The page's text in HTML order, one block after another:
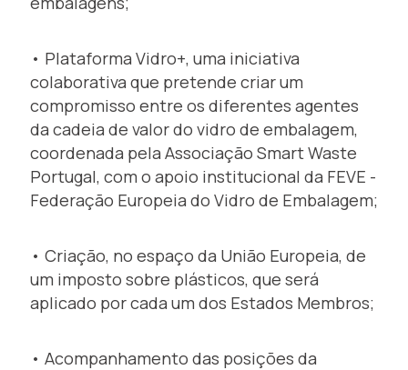
• Plataforma Vidro+, uma iniciativa
colaborativa que pretende criar um
compromisso entre os diferentes agentes
da cadeia de valor do vidro de embalagem,
coordenada pela Associação Smart Waste
Portugal, com o apoio institucional da FEVE -
Federação Europeia do Vidro de Embalagem;
• Criação, no espaço da União Europeia, de
um imposto sobre plásticos, que será
aplicado por cada um dos Estados Membros;
• Acompanhamento das posições da